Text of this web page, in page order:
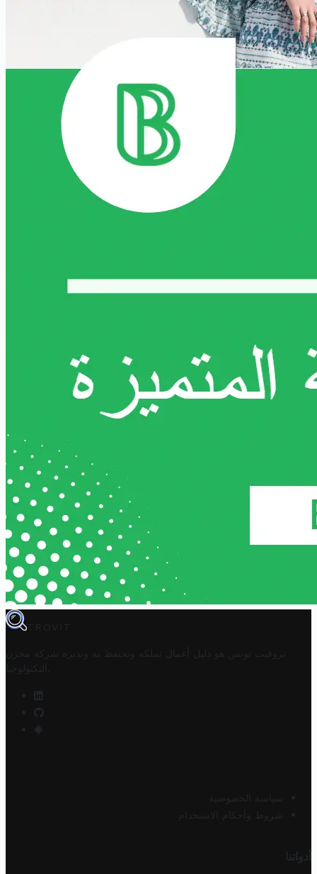
TROVIT
تروفيت تونس هو دليل أعمال تملكه وتحتفظ به وتديره
شركة مخزن
التكنولوجيا
سياسة الخصوصية
شروط وأحكام الاستخدام
أدواتنا